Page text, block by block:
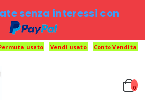
senza interessi con
usato Vendi usato Conto Vendita
0